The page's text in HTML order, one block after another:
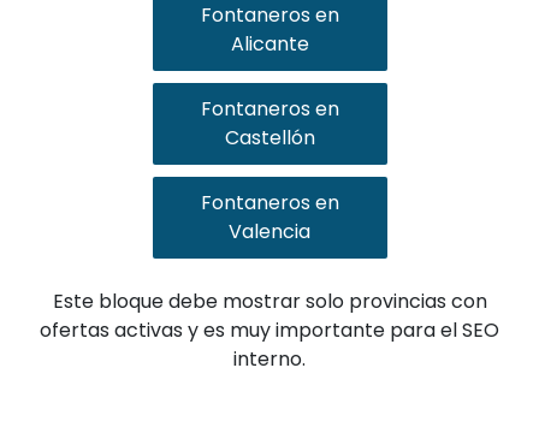
Fontaneros en
Alicante
Fontaneros en
Castellón
Fontaneros en
Valencia
Este bloque debe mostrar solo provincias con
ofertas activas y es muy importante para el SEO
interno.